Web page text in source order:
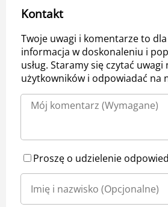
Kontakt
Twoje uwagi i komentarze to
informacja w doskonaleniu i
usług. Staramy się czytać uwagi
użytkowników i odpowiadać na
Proszę o udzielenie